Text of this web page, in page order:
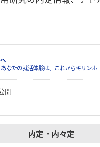
・企業研究
なたの就活体験は、これからキリン
開
内定・内々定